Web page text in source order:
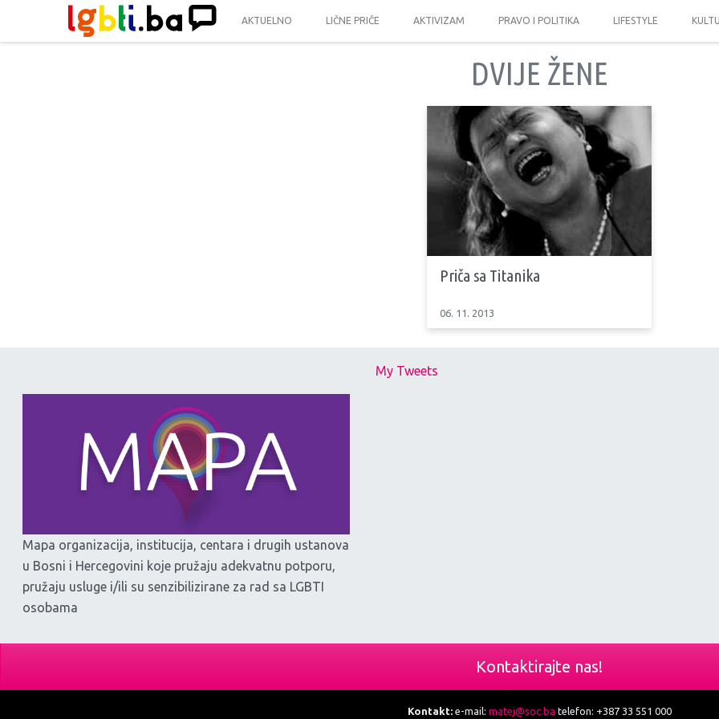
AKTUELNO LIČNE PRIČE AKTIVIZAM PRAVO I POLITIKA LIFESTYLE
DVIJE ŽENE
Priča sa Titanika
06. 11. 2013
Mapa organizacija, institucija, centara i drugih ustanova
u Bosni i Hercegovini koje pružaju adekvatnu potporu,
pružaju usluge i/ili su senzibilizirane za rad sa LGBTI
osobama
My Tweets
Kontaktirajte nas!
Kontakt:e-mail: matej@soc.ba telefon: +387 33 551 000